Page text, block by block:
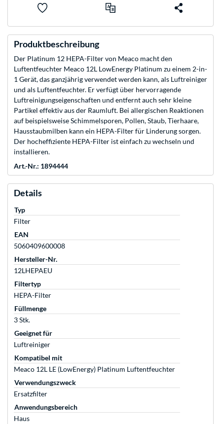
Produktbeschreibung
Der Platinum 12 HEPA-Filter von Meaco macht den
Luftentfeuchter Meaco 12L LowEnergy Platinum zu einem 2-in-
1 Gerät, das ganzjährig verwendet werden kann, als Luftreiniger
und als Luftentfeuchter. Er verfügt über hervorragende
Luftreinigungseigenschaften und entfernt auch sehr kleine
Partikel effektiv aus der Raumluft. Bei allergischen Reaktionen
auf beispielsweise Schimmelsporen, Pollen, Staub, Tierhaare,
Hausstaubmilben kann ein HEPA-Filter für Linderung sorgen.
Der hocheffiziente HEPA-Filter ist einfach zu wechseln und
installieren.
Art.-Nr.: 1894444
Details
Typ
Filter
EAN
5060409600008
Hersteller-Nr.
12LHEPAEU
Filtertyp
HEPA-Filter
Füllmenge
3 Stk.
Geeignet für
Luftreiniger
Kompatibel mit
Meaco 12L LE (LowEnergy) Platinum Luftentfeuchter
Verwendungszweck
Ersatzfilter
Anwendungsbereich
Haus